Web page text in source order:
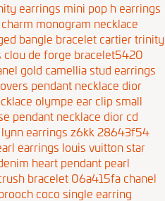
earrings mini pop h earrings
monogram necklace
bangle braceletcartier trinity
clou de forge bracelet5420
gold camellia stud earrings
pendant necklace dior
olympe ear clip small
pendant necklace dior cd
earrings z6kk 28643f54
earrings louis vuitton star
heart pendant pearl
bracelet 06a415fa chanel
coco single earring